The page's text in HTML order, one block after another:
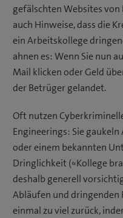
gefälschten Websites
auch Hinweise, dass die
ein Arbeitskollege
ahnen es: Wenn Sie nun
Mail klicken oder Geld
der Betrüger gelandet.
Oft nutzen
Engineerings: Sie
oder einem bekannten
Dringlichkeit («Kollege
deshalb generell
Abläufen und dringenden
einmal zu viel zurück,